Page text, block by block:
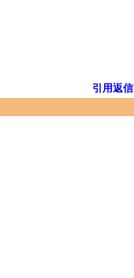
引用返信